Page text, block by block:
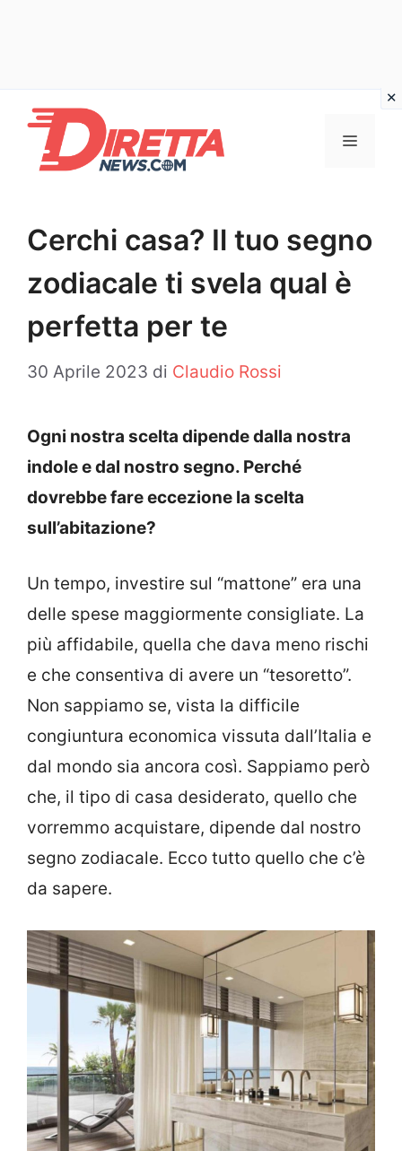
contenuto
Menu
Cerchi casa? Il tuo segno
zodiacale ti svela qual è
perfetta per te
30 Aprile 2023 di Claudio Rossi
Ogni nostra scelta dipende dalla nostra
indole e dal nostro segno. Perché
dovrebbe fare eccezione la scelta
sull’abitazione?
Un tempo, investire sul “mattone” era una
delle spese maggiormente consigliate. La
più affidabile, quella che dava meno rischi
e che consentiva di avere un “tesoretto”.
Non sappiamo se, vista la difficile
congiuntura economica vissuta dall’Italia e
dal mondo sia ancora così. Sappiamo però
che, il tipo di casa desiderato, quello che
vorremmo acquistare, dipende dal nostro
segno zodiacale. Ecco tutto quello che c’è
da sapere.